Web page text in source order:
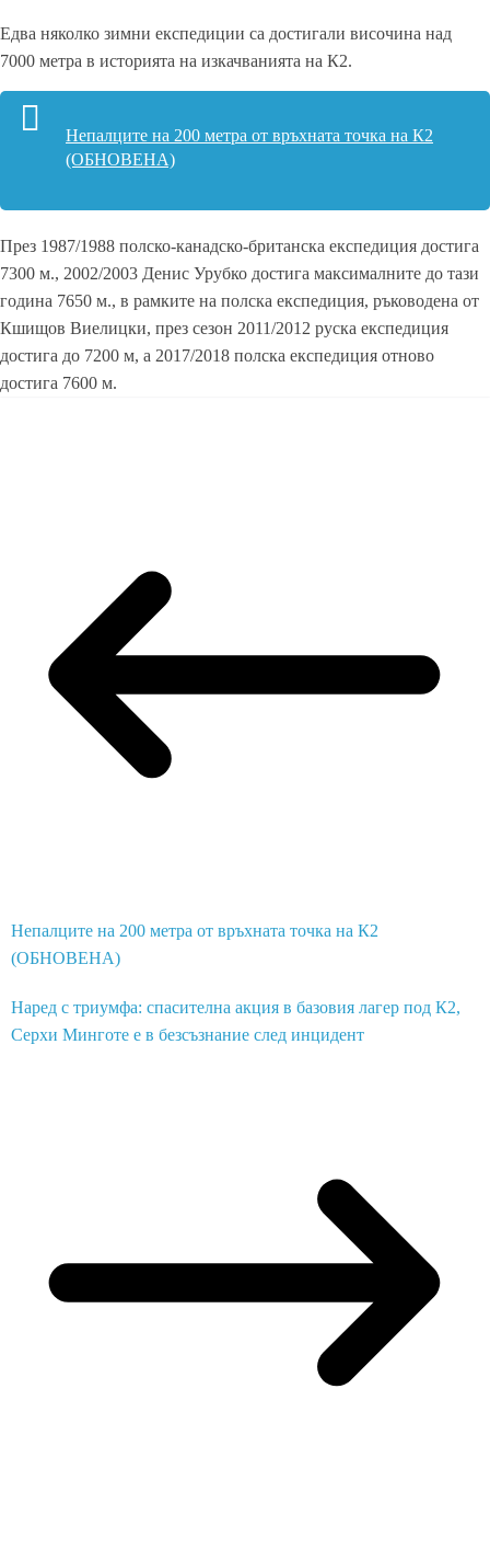
Едва няколко зимни експедиции са достигали височина над
7000 метра в историята на изкачванията на К2.
Непалците на 200 метра от връхната точка на К2
(ОБНОВЕНА)
През 1987/1988 полско-канадско-британска експедиция достига
7300 м., 2002/2003 Денис Урубко достига максималните до тази
година 7650 м., в рамките на полска експедиция, ръководена от
Кшищов Виелицки, през сезон 2011/2012 руска експедиция
достига до 7200 м, а 2017/2018 полска експедиция отново
достига 7600 м.
Непалците на 200 метра от връхната точка на К2
(ОБНОВЕНА)
Наред с триумфа: спасителна акция в базовия лагер под К2,
Серхи Минготе е в безсъзнание след инцидент